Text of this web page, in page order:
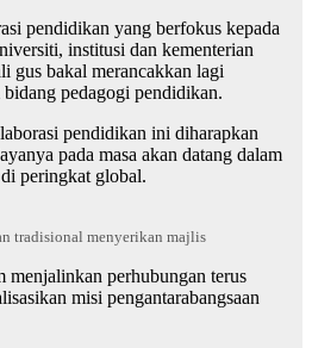
pendidikan yang berfokus kepada
institusi dan kementerian
gus bakal merancakkan lagi
pedagogi pendidikan.
pendidikan ini diharapkan
pada masa akan datang dalam
peringkat global.
tradisional menyerikan majlis
menjalinkan perhubungan terus
misi pengantarabangsaan